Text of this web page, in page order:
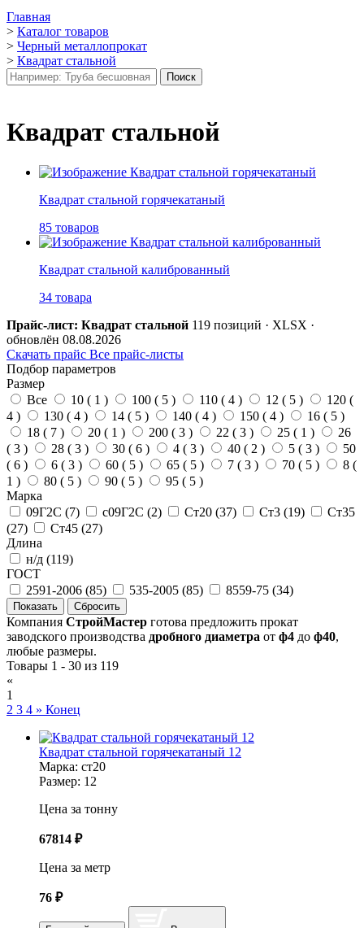
Главная
> Каталог товаров
> Черный металлопрокат
> Квадрат стальной
Квадрат стальной
Квадрат стальной горячекатаный
85 товаров
Квадрат стальной калиброванный
34 товара
Прайс-лист: Квадрат стальной 119 позиций · XLSX ·
обновлён 08.08.2026
Скачать прайс Все прайс-листы
Подбор параметров
Размер
Все
10 ( 1 ) 100 ( 5 ) 110 ( 4 ) 12 ( 5 )
120 (
4 ) 130 ( 4 ) 14 ( 5 ) 140 ( 4 ) 150 ( 4 ) 16 ( 5 )
18 ( 7 ) 20 ( 1 ) 200 ( 3 ) 22 ( 3 ) 25 ( 1 )
26
( 3 ) 28 ( 3 ) 30 ( 6 ) 4 ( 3 ) 40 ( 2 ) 5 ( 3 )
50
( 6 ) 6 ( 3 ) 60 ( 5 ) 65 ( 5 ) 7 ( 3 ) 70 ( 5 )
8 (
1 ) 80 ( 5 ) 90 ( 5 ) 95 ( 5 )
Марка
09Г2С (7) с09Г2С (2) Ст20 (37) Ст3 (19)
Ст35
(27) Ст45 (27)
Длина
н/д (119)
ГОСТ
2591-2006 (85) 535-2005 (85) 8559-75 (34)
Компания СтройМастер готова предложить прокат
заводского производства дробного диаметра от ф4 до ф40,
любые размеры.
Товары 1 - 30 из 119
«
1
2 3 4 » Конец
Квадрат стальной горячекатаный 12
Марка: ст20
Размер: 12
Цена за тонну
67814 ₽
Цена за метр
76 ₽